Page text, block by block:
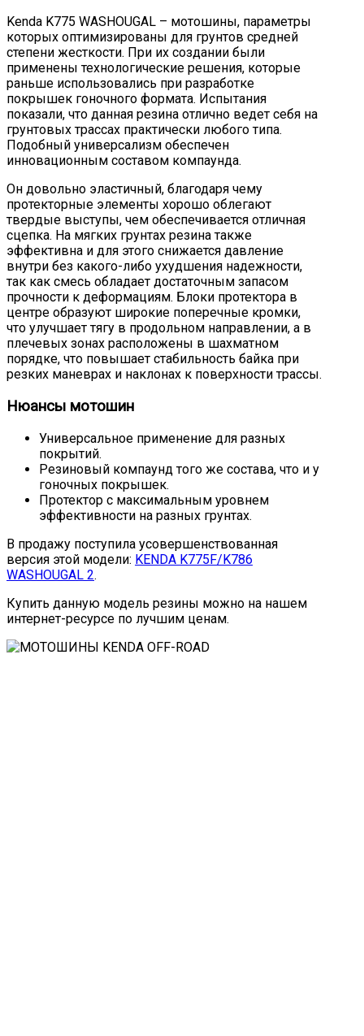
Kenda K775 WASHOUGAL – мотошины, параметры
которых оптимизированы для грунтов средней
степени жесткости. При их создании были
применены технологические решения, которые
раньше использовались при разработке
покрышек гоночного формата. Испытания
показали, что данная резина отлично ведет себя на
грунтовых трассах практически любого типа.
Подобный универсализм обеспечен
инновационным составом компаунда.
Он довольно эластичный, благодаря чему
протекторные элементы хорошо облегают
твердые выступы, чем обеспечивается отличная
сцепка. На мягких грунтах резина также
эффективна и для этого снижается давление
внутри без какого-либо ухудшения надежности,
так как смесь обладает достаточным запасом
прочности к деформациям. Блоки протектора в
центре образуют широкие поперечные кромки,
что улучшает тягу в продольном направлении, а в
плечевых зонах расположены в шахматном
порядке, что повышает стабильность байка при
резких маневрах и наклонах к поверхности трассы.
Нюансы мотошин
Универсальное применение для разных
покрытий.
Резиновый компаунд того же состава, что и у
гоночных покрышек.
Протектор с максимальным уровнем
эффективности на разных грунтах.
В продажу поступила усовершенствованная
версия этой модели: KENDA K775F/K786
WASHOUGAL 2.
Купить данную модель резины можно на нашем
интернет-ресурсе по лучшим ценам.